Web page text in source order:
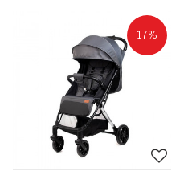
17%